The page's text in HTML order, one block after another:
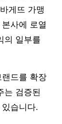
게뜨 가맹
사에 로열
의 일부를
드를 확장
는 검증된
습니다.